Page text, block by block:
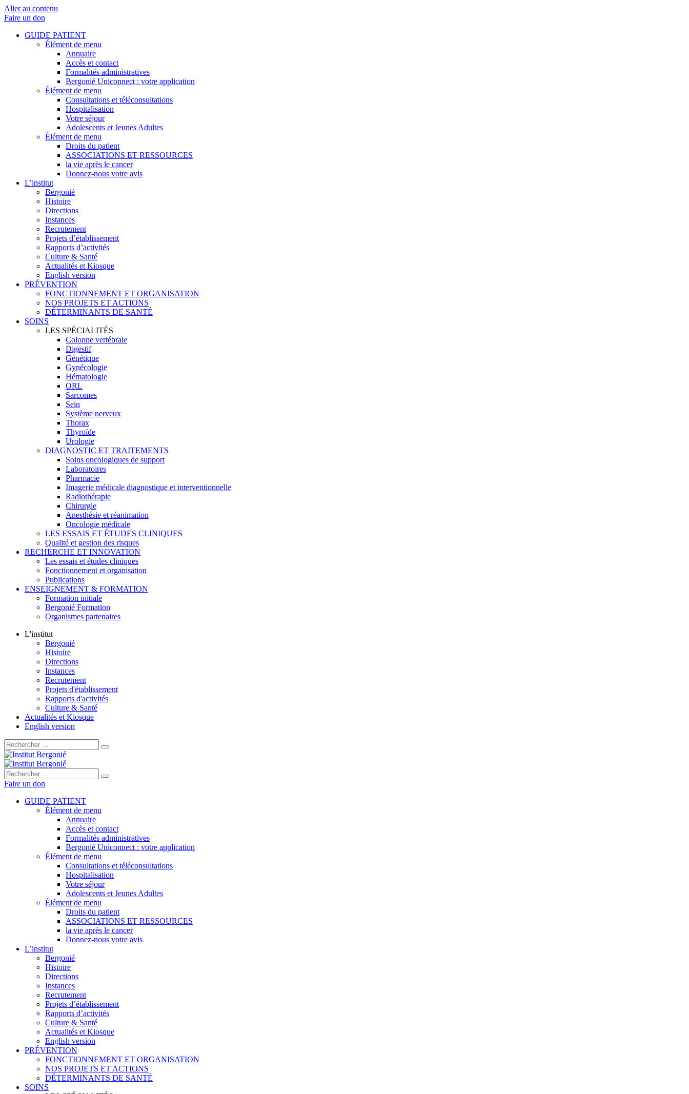
Aller au contenu
Faire un don
GUIDE PATIENT
Élément de menu
Annuaire
Accès et contact
Formalités administratives
Bergonié Uniconnect : votre application
Élément de menu
Consultations et téléconsultations
Hospitalisation
Votre séjour
Adolescents et Jeunes Adultes
Élément de menu
Droits du patient
ASSOCIATIONS ET RESSOURCES
la vie après le cancer
Donnez-nous votre avis
L’institut
Bergonié
Histoire
Directions
Instances
Recrutement
Projets d’établissement
Rapports d’activités
Culture & Santé
Actualités et Kiosque
English version
PRÉVENTION
FONCTIONNEMENT ET ORGANISATION
NOS PROJETS ET ACTIONS
DÉTERMINANTS DE SANTÉ
SOINS
LES SPÉCIALITÉS
Colonne vertébrale
Digestif
Génétique
Gynécologie
Hématologie
ORL
Sarcomes
Sein
Système nerveux
Thorax
Thyroïde
Urologie
DIAGNOSTIC ET TRAITEMENTS
Soins oncologiques de support
Laboratoires
Pharmacie
Imagerie médicale diagnostique et interventionnelle
Radiothérapie
Chirurgie
Anesthésie et réanimation
Oncologie médicale
LES ESSAIS ET ÉTUDES CLINIQUES
Qualité et gestion des risques
RECHERCHE ET INNOVATION
Les essais et études cliniques
Fonctionnement et organisation
Publications
ENSEIGNEMENT & FORMATION
Formation initiale
Bergonié Formation
Organismes partenaires
L'institut
Bergonié
Histoire
Directions
Instances
Recrutement
Projets d'établissement
Rapports d'activités
Culture & Santé
Actualités et Kiosque
English version
Rechercher :
Rechercher :
Faire un don
GUIDE PATIENT
Élément de menu
Annuaire
Accès et contact
Formalités administratives
Bergonié Uniconnect : votre application
Élément de menu
Consultations et téléconsultations
Hospitalisation
Votre séjour
Adolescents et Jeunes Adultes
Élément de menu
Droits du patient
ASSOCIATIONS ET RESSOURCES
la vie après le cancer
Donnez-nous votre avis
L’institut
Bergonié
Histoire
Directions
Instances
Recrutement
Projets d’établissement
Rapports d’activités
Culture & Santé
Actualités et Kiosque
English version
PRÉVENTION
FONCTIONNEMENT ET ORGANISATION
NOS PROJETS ET ACTIONS
DÉTERMINANTS DE SANTÉ
SOINS